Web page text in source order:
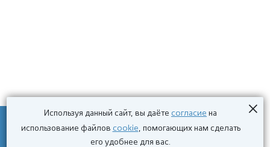
© 2026 Бизнес отель
×
Используя данный сайт, вы даёте согласие на
использование файлов cookie, помогающих нам сделать
его удобнее для вас.